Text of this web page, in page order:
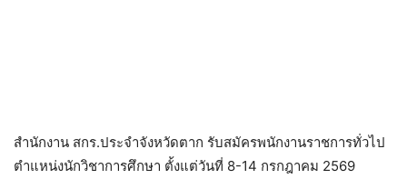
สำนักงาน สกร.ประจำจังหวัดตาก รับสมัครพนักงานราชการทั่วไป
ตำแหน่งนักวิชาการศึกษา ตั้งแต่วันที่ 8-14 กรกฎาคม 2569